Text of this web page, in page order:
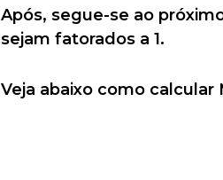
Após, segue-se ao
sejam fatorados a 1.
Veja abaixo como calcular